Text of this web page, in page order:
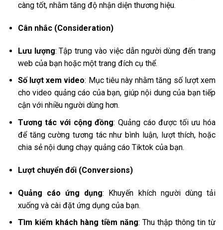
càng tốt, nhằm tăng độ nhận diện thương hiệu.
Cân nhắc (Consideration)
Lưu lượng: Tập trung vào việc dẫn người dùng đến trang
web của bạn hoặc một trang đích cụ thể.
Số lượt xem video: Mục tiêu này nhằm tăng số lượt xem
cho video quảng cáo của bạn, giúp nội dung của bạn tiếp
cận với nhiều người dùng hơn.
Tương tác với cộng đồng: Quảng cáo được tối ưu hóa
để tăng cường tương tác như bình luận, lượt thích, hoặc
chia sẻ nội dung chạy quảng cáo Tiktok của bạn.
Lượt chuyển đổi (Conversions)
Quảng cáo ứng dụng: Khuyến khích người dùng tải
xuống và cài đặt ứng dụng của bạn.
Tìm kiếm khách hàng tiềm năng: Thu thập thông tin từ